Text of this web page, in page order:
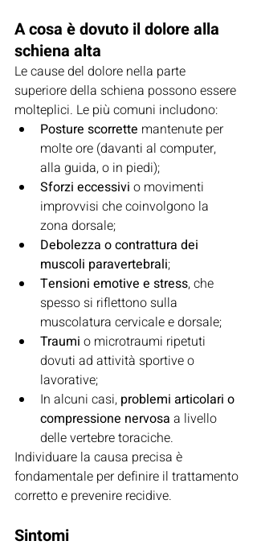
A cosa è dovuto il dolore alla
schiena alta
Le cause del dolore nella parte
superiore della schiena possono essere
molteplici. Le più comuni includono:
Posture scorrette mantenute per
molte ore (davanti al computer,
alla guida, o in piedi);
Sforzi eccessivi o movimenti
improvvisi che coinvolgono la
zona dorsale;
Debolezza o contrattura dei
muscoli paravertebrali;
Tensioni emotive e stress, che
spesso si riflettono sulla
muscolatura cervicale e dorsale;
Traumi o microtraumi ripetuti
dovuti ad attività sportive o
lavorative;
In alcuni casi, problemi articolari o
compressione nervosa a livello
delle vertebre toraciche.
Individuare la causa precisa è
fondamentale per definire il trattamento
corretto e prevenire recidive.
Sintomi